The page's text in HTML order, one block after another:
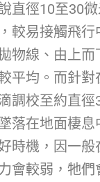
直徑10至30
較易接觸飛
物線、由上而
平均。而針對
調校至約直徑
落在地面棲息
時機，因一
會較弱，牠們